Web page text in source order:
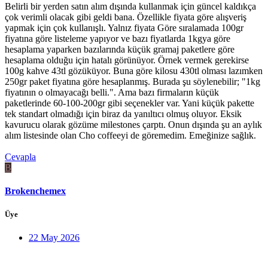
Belirli bir yerden satın alım dışında kullanmak için güncel kaldıkça
çok verimli olacak gibi geldi bana. Özellikle fiyata göre alışveriş
yapmak için çok kullanışlı. Yalnız fiyata Göre sıralamada 100gr
fiyatına göre listeleme yapıyor ve bazı fiyatlarda 1kgya göre
hesaplama yaparken bazılarında küçük gramaj paketlere göre
hesaplama olduğu için hatalı görünüyor. Örnek vermek gerekirse
100g kahve 43tl gözüküyor. Buna göre kilosu 430tl olması lazımken
250gr paket fiyatına göre hesaplanmış. Burada şu söylenebilir; "1kg
fiyatının o olmayacağı belli.". Ama bazı firmaların küçük
paketlerinde 60-100-200gr gibi seçenekler var. Yani küçük pakette
tek standart olmadığı için biraz da yanıltıcı olmuş oluyor. Eksik
kavurucu olarak gözüme milestones çarptı. Onun dışında şu an aylık
alım listesinde olan Cho coffeeyi de göremedim. Emeğinize sağlık.
Cevapla
B
Brokenchemex
Üye
22 May 2026